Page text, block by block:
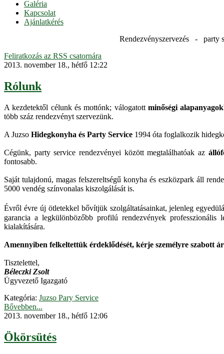
Galéria
Kapcsolat
Ajánlatkérés
Rendezvényszervezés -
Feliratkozás az RSS csatornára
2013. november 18., hétfő 12:22
Rólunk
A kezdetektől célunk és mottónk; válogatott minőségi
több száz rendezvényt szervezünk.
A Juzso Hidegkonyha és Party Service 1994 óta foglalkozik
Cégünk, party service rendezvényei között megtalálhatóak az
fontosabb.
Saját tulajdonú, magas felszereltségű konyha és eszközpark áll
5000 vendég színvonalas kiszolgálását is.
Évről évre új ötletekkel bővítjük szolgáltatásainkat, jelenleg
garancia a legkülönbözőbb profilú rendezvények
kialakítására.
Amennyiben felkeltettük érdeklődését, kérje személyre szabott
Tisztelettel,
Béleczki Zsolt
Ügyvezető Igazgató
Kategória: Juzso Pary Service
Bővebben...
2013. november 18., hétfő 12:06
Ökörsütés